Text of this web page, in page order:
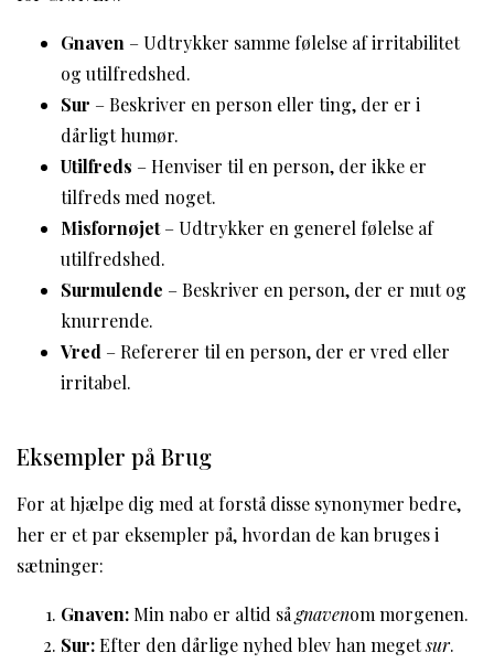
Gnaven – Udtrykker samme følelse af irritabilitet
og utilfredshed.
Sur – Beskriver en person eller ting, der er i
dårligt humør.
Utilfreds – Henviser til en person, der ikke er
tilfreds med noget.
Misfornøjet– Udtrykker en generel følelse af
utilfredshed.
Surmulende – Beskriver en person, der er mut og
knurrende.
Vred – Refererer til en person, der er vred eller
irritabel.
Eksempler på Brug
For at hjælpe dig med at forstå disse synonymer bedre,
her er et par eksempler på, hvordan de kan bruges i
sætninger:
Gnaven: Min nabo er altid så gnavenom morgenen.
Sur:Efter den dårlige nyhed blev han megetsur.